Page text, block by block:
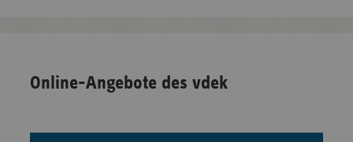
Online-Angebote des vdek